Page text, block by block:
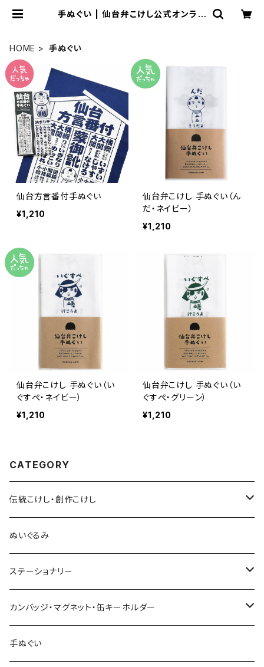
手ぬぐい | 仙台弁こけし公式オンライ
HOME 手ぬぐい
仙台方言番付手ぬぐい
¥1,210
仙台弁こけし 手ぬぐい（ん
だ・ネイビー）
¥1,210
仙台弁こけし 手ぬぐい（い
ぐすぺ・ネイビー）
¥1,210
仙台弁こけし 手ぬぐい（い
ぐすぺ・グリーン）
¥1,210
CATEGORY
伝統こけし・創作こけし
木村敦工人（弥治郎系）
池内潮音工人（弥治郎系）
上田康友工人（弥治郎系）
新山真由美工人（弥治郎系）
ぬいぐるみ
ステーショナリー
アクリルキーホルダー
シール
カンバッジ・マグネット・缶キーホルダー
バッジ
手ぬぐい